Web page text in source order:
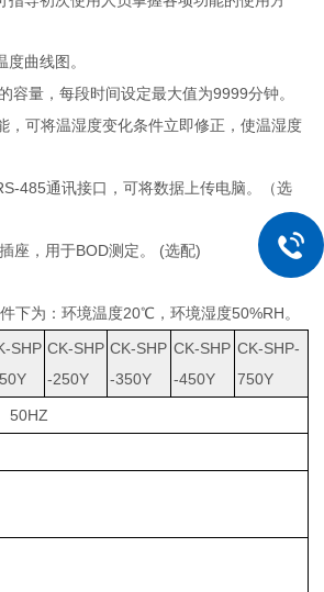
曲线图。
容量，每段时间设定最大值为9999分钟。
，可将温湿度变化条件立即修正，使温湿度
485通讯接口，可将数据上传电脑。（选
插座，用于BOD测定。 (选配)
下为：环境温度20℃，环境湿度50%RH 。
SHP CK-SHP
-250Y
CK-SHP
-350Y
CK-SHP
-450Y
CK-SHP-
750Y
50HZ